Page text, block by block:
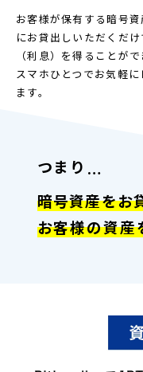
お客様が保有する暗号
にお貸出しいただくだ
（利息）を得ることがで
スマホひとつでお気軽
ます。
つまり …
暗号資産をお
お客様の資産